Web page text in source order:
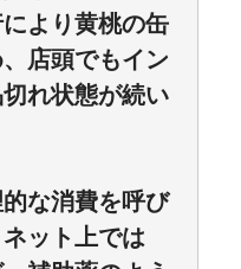
より黄桃の缶
店頭でもイン
れ状態が続い
な消費を呼び
ット上では